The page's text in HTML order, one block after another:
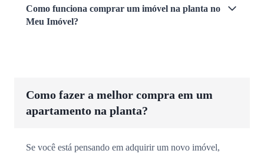
Como funciona comprar um imóvel na planta no
Meu Imóvel?
Como fazer a melhor compra em um
apartamento na planta?
Se você está pensando em adquirir um novo imóvel,